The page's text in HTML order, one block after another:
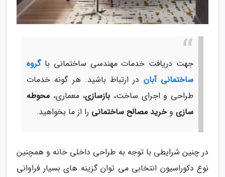
جهت دریافت خدمات مهندسی ساختمانی باگروه
ساختمانی آبان در ارتباط باشید. هر گونه خدمات
طراحی و اجرای ساخت، بازسازی، معماری، محوطه
سازی وخرید مصالح ساختمانی را از ما بخواهید.
در چنین شرایطی با توجه به طراحی داخلی خانه و همچنین
نوع دکوراسیون انتخابی می توان گزینه های بسیار فراوانی